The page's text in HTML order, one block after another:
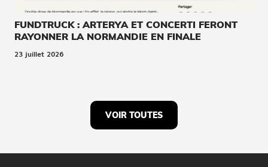
FUNDTRUCK : ARTERYA ET CONCERTI FERONT
RAYONNER LA NORMANDIE EN FINALE
23 juillet 2026
VOIR TOUTES